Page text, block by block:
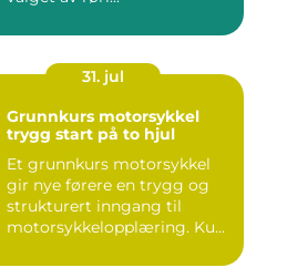
31. jul
Grunnkurs motorsykkel
trygg start på to hjul
Et grunnkurs motorsykkel
gir nye førere en trygg og
strukturert inngang til
motorsykkelopplæring. Ku...